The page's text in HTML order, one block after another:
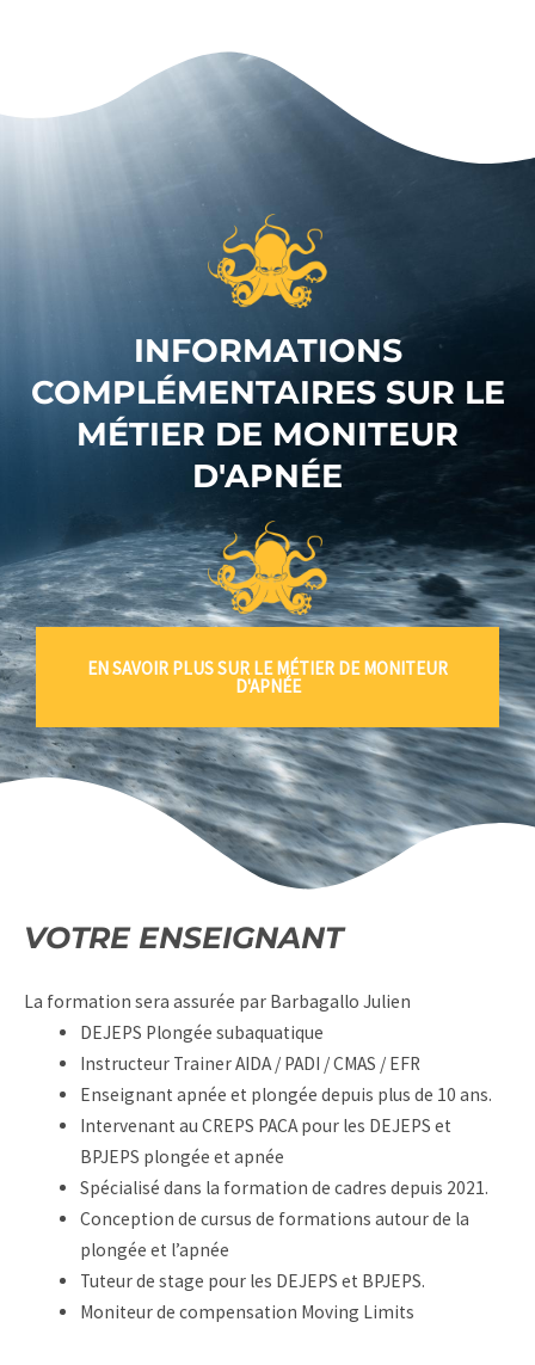
INFORMATIONS
COMPLÉMENTAIRES SUR LE
MÉTIER DE MONITEUR
D'APNÉE
EN SAVOIR PLUS SUR LE MÉTIER DE MONITEUR
D'APNÉE
VOTRE ENSEIGNANT
La formation sera assurée par Barbagallo Julien
DEJEPS Plongée subaquatique
Instructeur Trainer AIDA / PADI / CMAS / EFR
Enseignant apnée et plongée depuis plus de 10 ans.
Intervenant au CREPS PACA pour les DEJEPS et
BPJEPS plongée et apnée
Spécialisé dans la formation de cadres depuis 2021.
Conception de cursus de formations autour de la
plongée et l’apnée
Tuteur de stage pour les DEJEPS et BPJEPS.
Moniteur de compensation Moving Limits